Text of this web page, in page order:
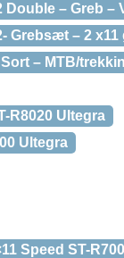
Double – Greb –
Grebsæt – 2
– MTB/
R8020 Ultegra
Ultegra
Speed ST-